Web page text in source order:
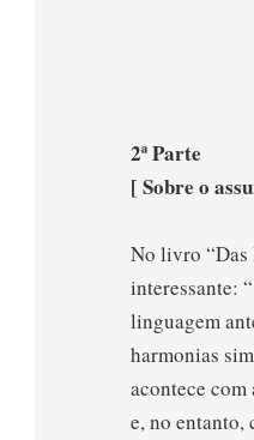
2ª Parte
[ Sobre o
No livro “Das
interessante:
linguagem
harmonias
acontece
e, no entanto,